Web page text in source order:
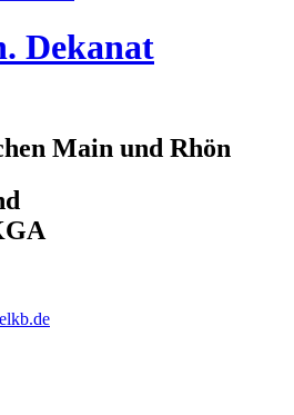
Dekanat
Main und Rhön